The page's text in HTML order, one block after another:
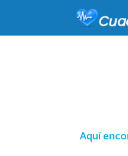
Aquí